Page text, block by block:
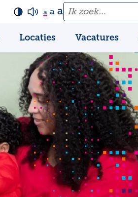
a a a
Locaties Vacatures